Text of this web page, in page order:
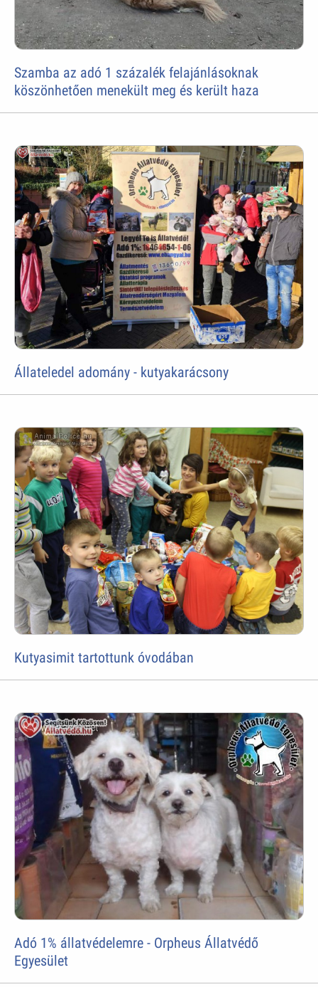
Szamba az adó 1 százalék felajánlásoknak
köszönhetően menekült meg és került haza
Állateledel adomány - kutyakarácsony
Kutyasimit tartottunk óvodában
Adó 1% állatvédelemre - Orpheus Állatvédő
Egyesület